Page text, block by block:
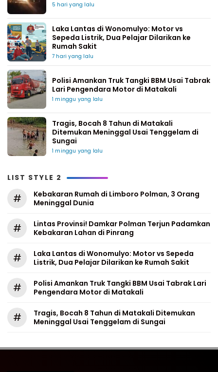
5 hari yang lalu
Laka Lantas di Wonomulyo: Motor vs
Sepeda Listrik, Dua Pelajar Dilarikan ke
Rumah Sakit
7 hari yang lalu
Polisi Amankan Truk Tangki BBM Usai Tabrak
Lari Pengendara Motor di Matakali
1 minggu yang lalu
Tragis, Bocah 8 Tahun di Matakali
Ditemukan Meninggal Usai Tenggelam di
Sungai
1 minggu yang lalu
LIST STYLE 2
#
Kebakaran Rumah di Limboro Polman, 3 Orang
Meninggal Dunia
#
Lintas Provinsi! Damkar Polman Terjun Padamkan
Kebakaran Lahan di Pinrang
#
Laka Lantas di Wonomulyo: Motor vs Sepeda
Listrik, Dua Pelajar Dilarikan ke Rumah Sakit
#
Polisi Amankan Truk Tangki BBM Usai Tabrak Lari
Pengendara Motor di Matakali
#
Tragis, Bocah 8 Tahun di Matakali Ditemukan
Meninggal Usai Tenggelam di Sungai